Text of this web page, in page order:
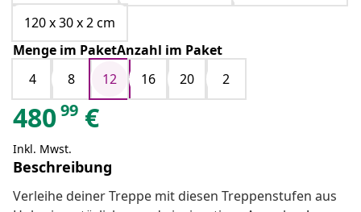
120 x 30 x 2 cm
Menge im PaketAnzahl im Paket
4
8 12 16 20 2
48099 €
Inkl. Mwst.
Beschreibung
Verleihe deiner Treppe mit diesen Treppenstufen aus